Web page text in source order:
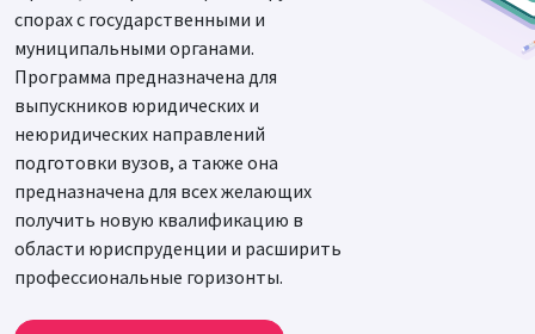
спорах с государственными и
муниципальными органами.
Программа предназначена для
выпускников юридических и
неюридических направлений
подготовки вузов, а также она
предназначена для всех желающих
получить новую квалификацию в
области юриспруденции и расширить
профессиональные горизонты.